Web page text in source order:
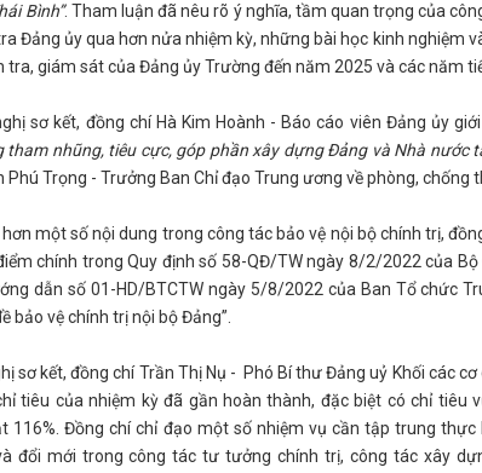
Bình”. Tham luận đã nêu rõ ý nghĩa, tầm quan trọng của
Đảng ủy qua hơn nửa nhiệm kỳ, những bài học kinh nghiệm
tra, giám sát của Đảng ủy Trường đến năm 2025 và các năm
sơ kết, đồng chí Hà Kim Hoành - Báo cáo viên Đảng ủy
tham nhũng, tiêu cực, góp phần xây dựng Đảng và Nhà nước
Phú Trọng - Trưởng Ban Chỉ đạo Trung ương về phòng, chống
một số nội dung trong công tác bảo vệ nội bộ chính trị,
chính trong Quy định số 58-QĐ/TW ngày 8/2/2022 của Bộ
dẫn số 01-HD/BTCTW ngày 5/8/2022 của Ban Tổ chức
bảo vệ chính trị nội bộ Đảng”.
sơ kết, đồng chí Trần Thị Nụ - Phó Bí thư Đảng uỷ Khối các
tiêu của nhiệm kỳ đã gần hoàn thành, đặc biệt có chỉ
116%. Đồng chí chỉ đạo một số nhiệm vụ cần tập trung
đổi mới trong công tác tư tưởng chính trị, công tác xây